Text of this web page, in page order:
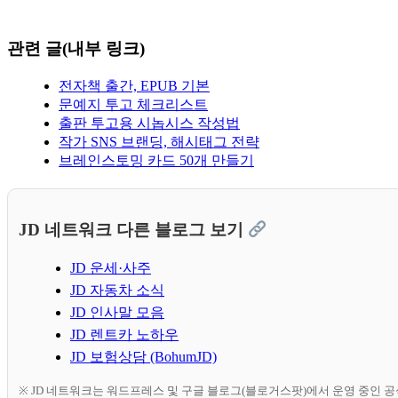
관련 글(내부 링크)
전자책 출간, EPUB 기본
문예지 투고 체크리스트
출판 투고용 시놉시스 작성법
작가 SNS 브랜딩, 해시태그 전략
브레인스토밍 카드 50개 만들기
JD 네트워크 다른 블로그 보기
JD 운세·사주
JD 자동차 소식
JD 인사말 모음
JD 렌트카 노하우
JD 보험상담 (BohumJD)
※ JD 네트워크는 워드프레스 및 구글 블로그(블로거스팟)에서 운영 중인 공